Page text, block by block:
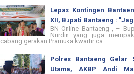
Lepas Kontingen
XII, Bupati Bantaeng :
BN Online Bantaeng , –
Nurdin yang juga
cabang gerakan Pramuka kwartir ca...
Polres Bantaeng Gelar
Utama, AKBP Andi